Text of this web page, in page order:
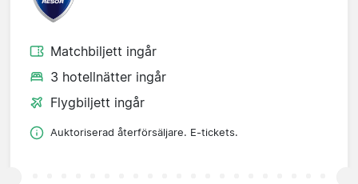
Matchbiljett ingår
3 hotellnätter ingår
Flygbiljett ingår
Auktoriserad återförsäljare. E-tickets.